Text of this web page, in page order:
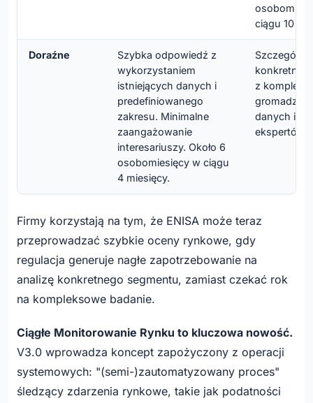
ciągu 10
Doraźne
Szybka odpowiedź z
wykorzystaniem
istniejących danych i
predefiniowanego
zakresu. Minimalne
zaangażowanie
interesariuszy. Około 6
osobomiesięcy w ciągu
4 miesięcy.
z
danych i
ekspertów.
Firmy korzystają na tym, że ENISA może teraz
przeprowadzać szybkie oceny rynkowe, gdy
regulacja generuje nagłe zapotrzebowanie na
analizę konkretnego segmentu, zamiast czekać rok
na kompleksowe badanie.
Ciągłe Monitorowanie Rynku to kluczowa nowość.
V3.0 wprowadza koncept zapożyczony z operacji
systemowych: "(semi-)zautomatyzowany proces"
śledzący zdarzenia rynkowe, takie jak podatności